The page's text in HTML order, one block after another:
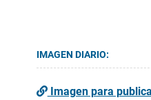
IMAGEN DIARIO:
Imagen para